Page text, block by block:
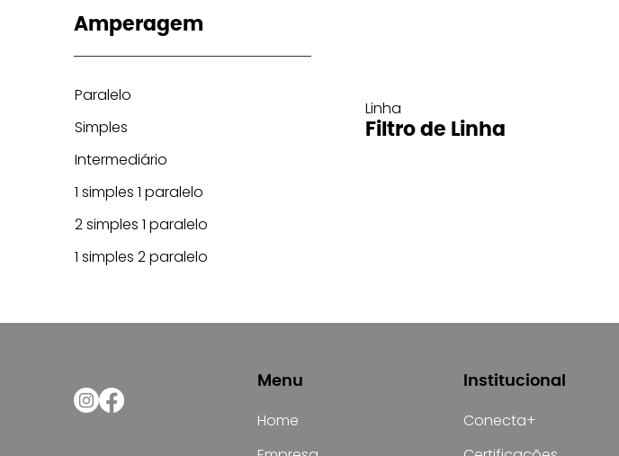
Linha
Filtro de Linha
Amperagem
Paralelo
Simples
Intermediário
1 simples 1 paralelo
2 simples 1 paralelo
1 simples 2 paralelo
Menu
Home
Institucional
Conecta+